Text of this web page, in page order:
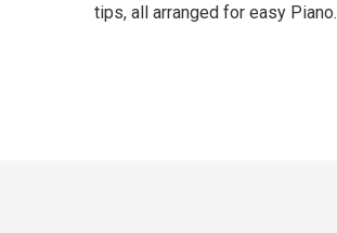
tips, all arranged for easy Piano.